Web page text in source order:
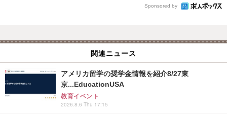
Sponsored by
関連ニュース
アメリカ留学の奨学金情報を紹介8/27東
京...EducationUSA
教育イベント
2026.8.6 Thu 17:15